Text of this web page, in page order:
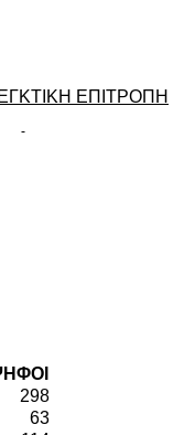
ΕΠΙΤΡΟΠΗ
298
63